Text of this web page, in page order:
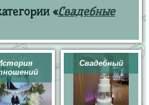
«Свадебные
Свадебный